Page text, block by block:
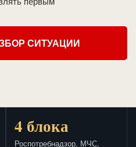
СИТУАЦИИ
4 блока
Роспотребнадзор, МЧС,